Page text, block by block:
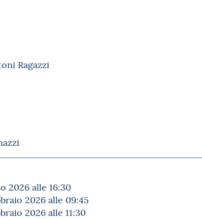
Ragazzi
2026 alle 16:30
2026 alle 09:45
2026 alle 11:30